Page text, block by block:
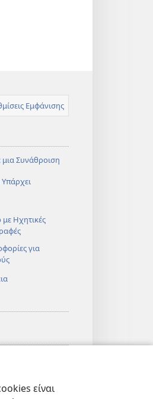
είναι
Εμφάνισης
μια Συνάθροιση
Υπάρχει
με Ηχητικές
για
της